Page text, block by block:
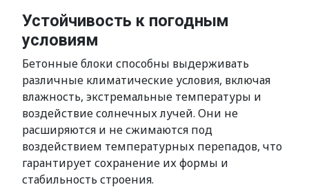
Устойчивость к погодным
условиям
Бетонные блоки способны выдерживать
различные климатические условия, включая
влажность, экстремальные температуры и
воздействие солнечных лучей. Они не
расширяются и не сжимаются под
воздействием температурных перепадов, что
гарантирует сохранение их формы и
стабильность строения.